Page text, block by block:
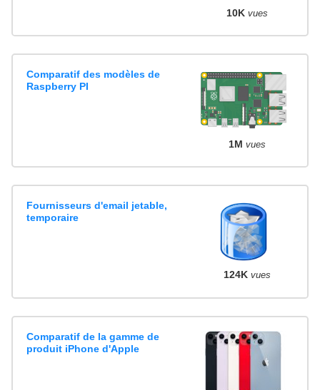
10K vues
Comparatif des modèles de
Raspberry PI
1M vues
Fournisseurs d'email jetable,
temporaire
124K vues
Comparatif de la gamme de
produit iPhone d'Apple